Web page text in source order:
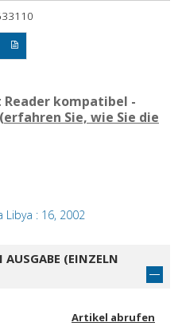
kompatibel -
erfahren Sie, wie Sie die
: 16, 2002
AUSGABE (EINZELN
Artikel abrufen